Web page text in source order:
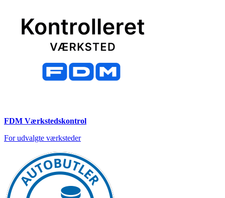
FDM Værkstedskontrol
For udvalgte værksteder